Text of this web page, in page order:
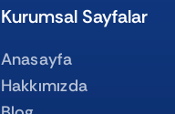
Kurumsal Sayfalar
Anasayfa
Hakkımızda